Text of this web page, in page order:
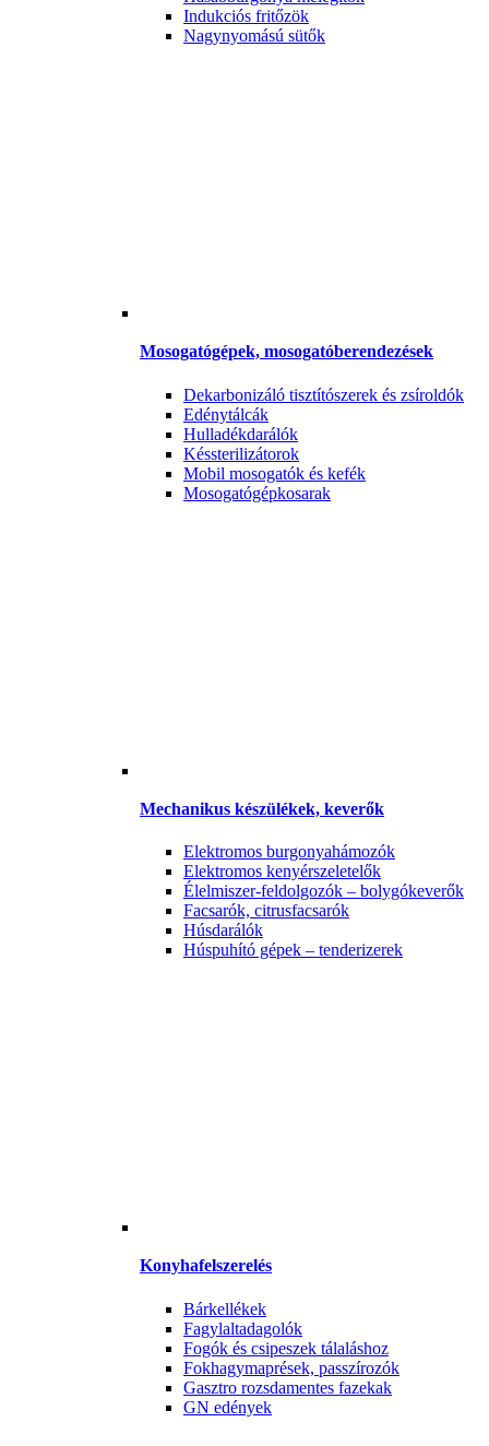
Indukciós fritőzök
Nagynyomású sütők
Mosogatógépek, mosogatóberendezések
Dekarbonizáló tisztítószerek és zsíroldók
Edénytálcák
Hulladékdarálók
Késsterilizátorok
Mobil mosogatók és kefék
Mosogatógépkosarak
Mechanikus készülékek, keverők
Elektromos burgonyahámozók
Elektromos kenyérszeletelők
Élelmiszer-feldolgozók – bolygókeverők
Facsarók, citrusfacsarók
Húsdarálók
Húspuhító gépek – tenderizerek
Konyhafelszerelés
Bárkellékek
Fagylaltadagolók
Fogók és csipeszek tálaláshoz
Fokhagymaprések, passzírozók
Gasztro rozsdamentes fazekak
GN edények